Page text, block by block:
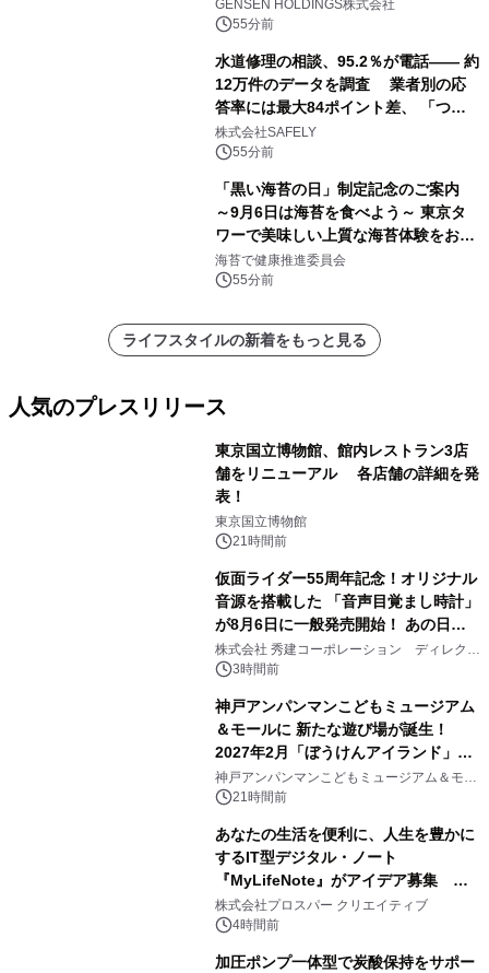
GENSEN HOLDINGS株式会社
55分前
水道修理の相談、95.2％が電話―― 約
12万件のデータを調査 業者別の応
答率には最大84ポイント差、 「つな
がりやすさ」も選定基準に
株式会社SAFELY
55分前
「黒い海苔の日」制定記念のご案内
～9月6日は海苔を食べよう～ 東京タ
ワーで美味しい上質な海苔体験をお届
けします！
海苔で健康推進委員会
55分前
ライフスタイルの新着をもっと見る
人気のプレスリリース
東京国立博物館、館内レストラン3店
舗をリニューアル 各店舗の詳細を発
表！
東京国立博物館
21時間前
仮面ライダー55周年記念！オリジナル
音源を搭載した 「音声目覚まし時計」
が8月6日に一般発売開始！ あの日の
大興奮が今甦る
株式会社 秀建コーポレーション ディレクト
アートギャラリー
3時間前
神戸アンパンマンこどもミュージアム
＆モールに 新たな遊び場が誕生！
2027年2月「ぼうけんアイランド」が
オープン
神戸アンパンマンこどもミュージアム＆モー
ル 21時間前
あなたの生活を便利に、人生を豊かに
するIT型デジタル・ノート
『MyLifeNote』がアイデア募集 優
秀賞100名に1年間無償試用
株式会社プロスパー クリエイティブ
4時間前
加圧ポンプ一体型で炭酸保持をサポー